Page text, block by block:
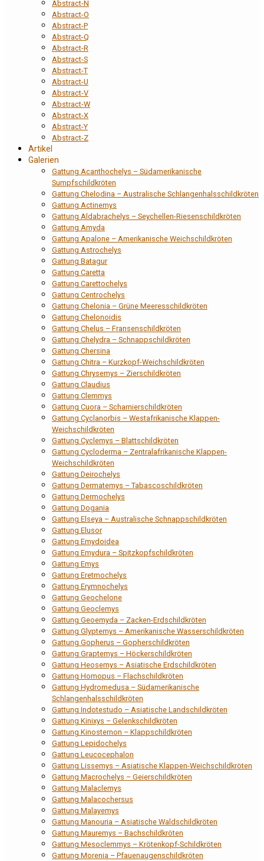
Abstract-N
Abstract-O
Abstract-P
Abstract-Q
Abstract-R
Abstract-S
Abstract-T
Abstract-U
Abstract-V
Abstract-W
Abstract-X
Abstract-Y
Abstract-Z
Artikel
Galerien
Gattung Acanthochelys – Südamerikanische
Sumpfschildkröten
Gattung Chelodina – Australische Schlangenhalsschildkröten
Gattung Actinemys
Gattung Aldabrachelys – Seychellen-Riesenschildkröten
Gattung Amyda
Gattung Apalone – Amerikanische Weichschildkröten
Gattung Astrochelys
Gattung Batagur
Gattung Caretta
Gattung Carettochelys
Gattung Centrochelys
Gattung Chelonia – Grüne Meeresschildkröten
Gattung Chelonoidis
Gattung Chelus – Fransenschildkröten
Gattung Chelydra – Schnappschildkröten
Gattung Chersina
Gattung Chitra – Kurzkopf-Weichschildkröten
Gattung Chrysemys – Zierschildkröten
Gattung Claudius
Gattung Clemmys
Gattung Cuora – Scharnierschildkröten
Gattung Cyclanorbis – Westafrikanische Klappen-
Weichschildkröten
Gattung Cyclemys – Blattschildkröten
Gattung Cycloderma – Zentralafrikanische Klappen-
Weichschildkröten
Gattung Deirochelys
Gattung Dermatemys – Tabascoschildkröten
Gattung Dermochelys
Gattung Dogania
Gattung Elseya – Australische Schnappschildkröten
Gattung Elusor
Gattung Emydoidea
Gattung Emydura – Spitzkopfschildkröten
Gattung Emys
Gattung Eretmochelys
Gattung Erymnochelys
Gattung Geochelone
Gattung Geoclemys
Gattung Geoemyda – Zacken-Erdschildkröten
Gattung Glyptemys – Amerikanische Wasserschildkröten
Gattung Gopherus – Gopherschildkröten
Gattung Graptemys – Höckerschildkröten
Gattung Heosemys – Asiatische Erdschildkröten
Gattung Homopus – Flachschildkröten
Gattung Hydromedusa – Südamerikanische
Schlangenhalsschildkröten
Gattung Indotestudo – Asiatische Landschildkröten
Gattung Kinixys – Gelenkschildkröten
Gattung Kinosternon – Klappschildkröten
Gattung Lepidochelys
Gattung Leucocephalon
Gattung Lissemys – Asiatische Klappen-Weichschildkröten
Gattung Macrochelys – Geierschildkröten
Gattung Malaclemys
Gattung Malacochersus
Gattung Malayemys
Gattung Manouria – Asiatische Waldschildkröten
Gattung Mauremys – Bachschildkröten
Gattung Mesoclemmys – Krötenkopf-Schildkröten
Gattung Morenia – Pfauenaugenschildkröten